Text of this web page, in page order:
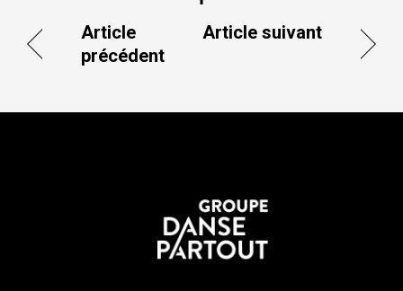
Article
précédent
Article suivant